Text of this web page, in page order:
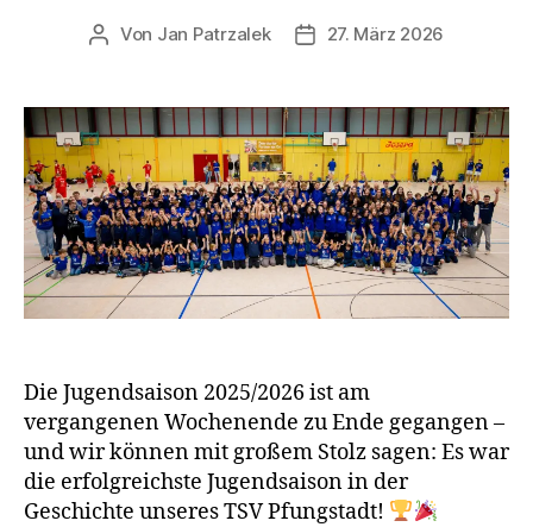
Beitragsautor
Von Jan Patrzalek Veröffentlichungsdatum
27. März 2026
Die Jugendsaison 2025/2026 ist am
vergangenen Wochenende zu Ende gegangen –
und wir können mit großem Stolz sagen: Es war
die erfolgreichste Jugendsaison in der
Geschichte unseres TSV Pfungstadt!